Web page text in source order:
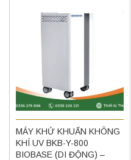
MÁY KHỬ KHUẨN KHÔNG
KHÍ UV BKB-Y-800
BIOBASE (DI ĐỘNG) –